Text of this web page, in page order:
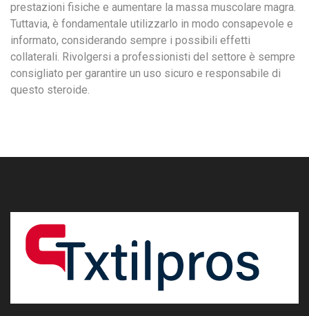
prestazioni fisiche e aumentare la massa muscolare magra.
Tuttavia, è fondamentale utilizzarlo in modo consapevole e
informato, considerando sempre i possibili effetti
collaterali. Rivolgersi a professionisti del settore è sempre
consigliato per garantire un uso sicuro e responsabile di
questo steroide.